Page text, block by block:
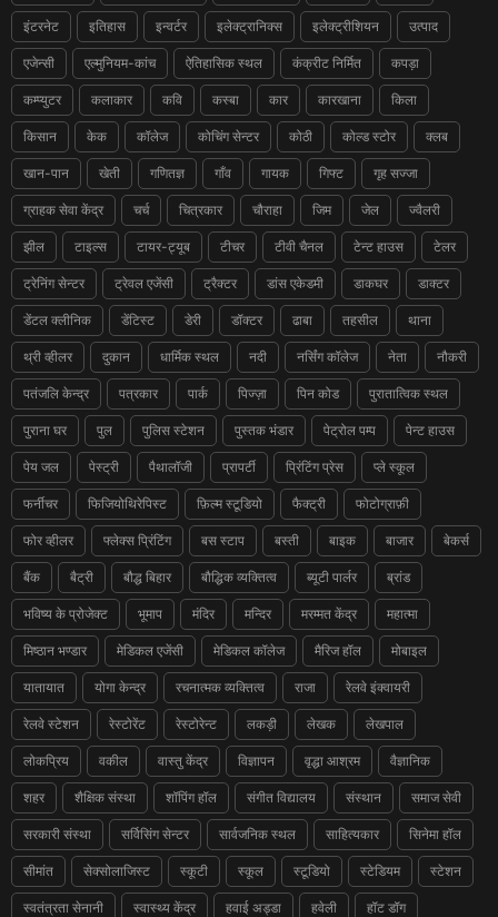
इंटरनेट इतिहास इन्वर्टर इलेक्ट्रानिक्स इलेक्ट्रीशियन उत्पाद
एजेन्सी एल्मुनियम-कांच ऐतिहासिक स्थल कंक्रीट निर्मित कपड़ा
कम्प्युटर कलाकार कवि कस्बा कार कारखाना किला
किसान केक कॉलेज कोचिंग सेन्टर कोठी कोल्ड स्टोर क्लब
खान-पान खेती गणितज्ञ गाँव गायक गिफ्ट गृह सज्जा
ग्राहक सेवा केंद्र चर्च चित्रकार चौराहा जिम जेल ज्वैलरी
झील टाइल्स टायर-ट्यूब टीचर टीवी चैनल टेन्ट हाउस टेलर
ट्रेनिंग सेन्टर ट्रेवल एजेंसी ट्रैक्टर डांस एकेडमी डाकघर डाक्टर
डेंटल क्लीनिक डेंटिस्ट डेरी डॉक्टर ढाबा तहसील थाना
थ्री व्हीलर दुकान धार्मिक स्थल नदी नर्सिंग कॉलेज नेता नौकरी
पतंजलि केन्द्र पत्रकार पार्क पिज्ज़ा पिन कोड पुरातात्विक स्थल
पुराना घर पुल पुलिस स्टेशन पुस्तक भंडार पेट्रोल पम्प पेन्ट हाउस
पेय जल पेस्ट्री पैथालॉजी प्रापर्टी प्रिंटिंग प्रेस प्ले स्कूल
फर्नीचर फिजियोथिरेपिस्ट फ़िल्म स्टूडियो फैक्ट्री फोटोग्राफ़ी
फोर व्हीलर फ्लेक्स प्रिंटिंग बस स्टाप बस्ती बाइक बाजार बेकर्स
बैंक बैट्री बौद्ध बिहार बौद्धिक व्यक्तित्व ब्यूटी पार्लर ब्रांड
भविष्य के प्रोजेक्ट भूमाप मंदिर मन्दिर मरम्मत केंद्र महात्मा
मिष्ठान भण्डार मेडिकल एजेंसी मेडिकल कॉलेज मैरिज हॉल मोबाइल
यातायात योगा केन्द्र रचनात्मक व्यक्तित्व राजा रेलवे इंक्वायरी
रेलवे स्टेशन रेस्टोरेंट रेस्टोरेन्ट लकड़ी लेखक लेखपाल
लोकप्रिय वकील वास्तु केंद्र विज्ञापन वृद्धा आश्रम वैज्ञानिक
शहर शैक्षिक संस्था शॉपिंग हॉल संगीत विद्यालय संस्थान समाज सेवी
सरकारी संस्था सर्विसिंग सेन्टर सार्वजनिक स्थल साहित्यकार सिनेमा हॉल
सीमांत सेक्सोलाजिस्ट स्कूटी स्कूल स्टूडियो स्टेडियम स्टेशन
स्वतंत्रता सेनानी स्वास्थ्य केंद्र हवाई अड्डा हवेली हॉट डॉग